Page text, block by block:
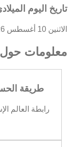
تاريخ اليوم
الاثنين 10 أغسطس 2026 م
معلومات
طريقة
رابطة العالم